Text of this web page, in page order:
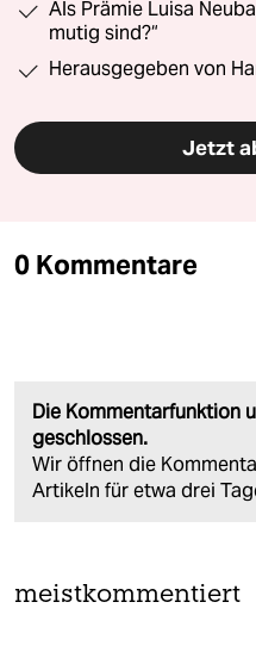
Als Prämie Luisa
mutig sind?“
Herausgegeben von
Jetzt
0 Kommentare
Die Kommentarfunktion
geschlossen.
Wir öffnen die
Artikeln für etwa drei
meistkommentiert